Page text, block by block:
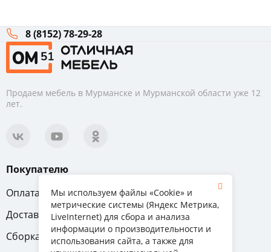
8 (8152) 78-29-28
Продаем мебель в Мурманске и Мурманской области уже 12
лет.
Покупателю
Оплата
Вопрос-ответ
Доставка
Обмен и возврат
Сборка
Гарантия
Мы используем файлы «Cookie» и
метрические системы (Яндекс Метрика,
LiveInternet) для сбора и анализа
информации о производительности и
использования сайта, а также для